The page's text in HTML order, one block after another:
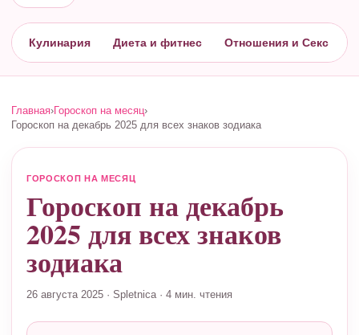
Кулинария Диета и фитнес Отношения и Секс
Главная›Гороскоп на месяц›
Гороскоп на декабрь 2025 для всех знаков зодиака
ГОРОСКОП НА МЕСЯЦ
Гороскоп на декабрь
2025 для всех знаков
зодиака
26 августа 2025 · Spletnica · 4 мин. чтения